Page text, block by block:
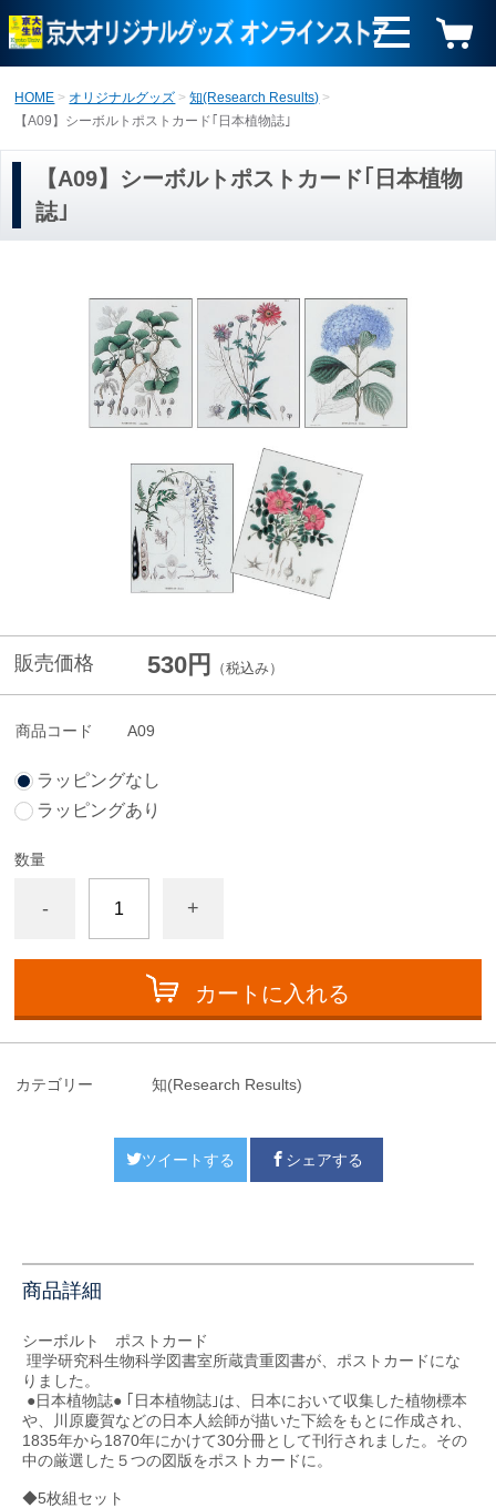
HOME オリジナルグッズ
知(Research Results)
【A09】シーボルトポストカード｢日本植物誌｣
【A09】シーボルトポストカード｢日本植物
誌｣
販売価格 530円 （税込み）
商品コード A09
ラッピングなし
ラッピングあり
数量
- +
カートに入れる
カテゴリー 知(Research Results)
ツイートする シェアする
商品詳細
シーボルト ポストカード
理学研究科生物科学図書室所蔵貴重図書が、ポストカードにな
りました。
●日本植物誌● ｢日本植物誌｣は、日本において収集した植物標本
や、川原慶賀などの日本人絵師が描いた下絵をもとに作成され、
1835年から1870年にかけて30分冊として刊行されました。その
中の厳選した５つの図版をポストカードに。
◆5枚組セット